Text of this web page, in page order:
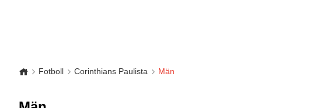
Fotboll Corinthians Paulista Män